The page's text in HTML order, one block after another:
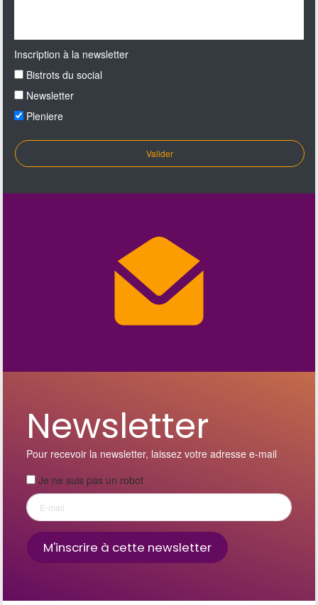
Inscription à la newsletter
Bistrots du social
Newsletter
Pleniere
Valider
Newsletter
Pour recevoir la newsletter, laissez votre adresse e-mail
Je ne suis pas un robot